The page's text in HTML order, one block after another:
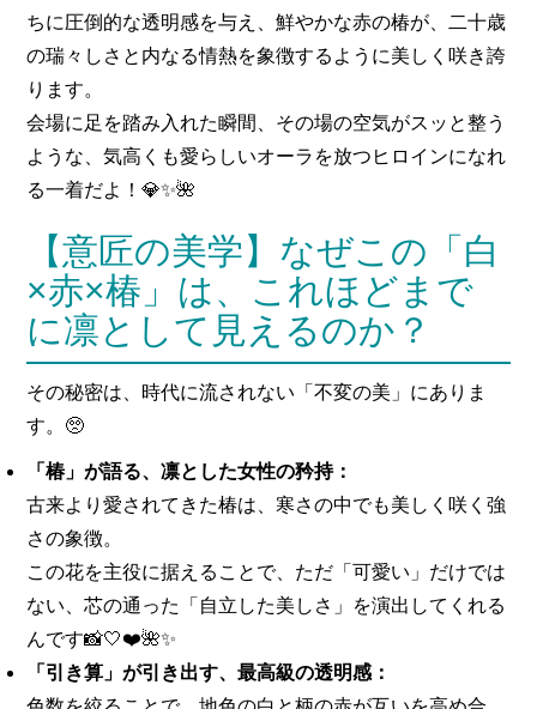
ちに圧倒的な透明感を与え、鮮やかな赤の椿が、二十歳
の瑞々しさと内なる情熱を象徴するように美しく咲き誇
ります。
会場に足を踏み入れた瞬間、その場の空気がスッと整う
ような、気高くも愛らしいオーラを放つヒロインになれ
る一着だよ！💎✨🌺
【意匠の美学】なぜこの「白
×赤×椿」は、これほどまで
に凛として見えるのか？
その秘密は、時代に流されない「不変の美」にありま
す。🥺
「椿」が語る、凛とした女性の矜持：
古来より愛されてきた椿は、寒さの中でも美しく咲く強
さの象徴。
この花を主役に据えることで、ただ「可愛い」だけでは
ない、芯の通った「自立した美しさ」を演出してくれる
んです📸🤍❤️🌺✨
「引き算」が引き出す、最高級の透明感：